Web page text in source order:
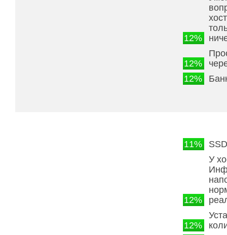
12%
12%
12%
11%
12%
У
12%